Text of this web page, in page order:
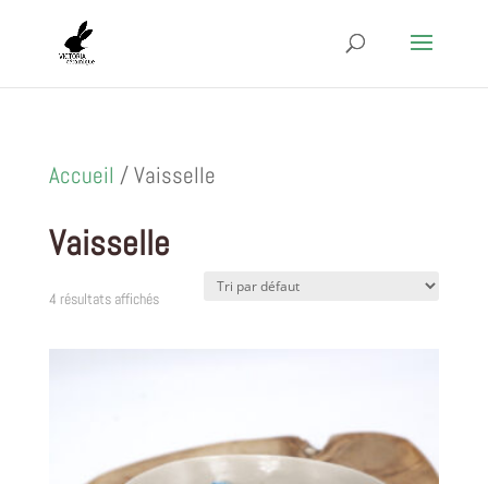
Accueil / Vaisselle
Vaisselle
4 résultats affichés